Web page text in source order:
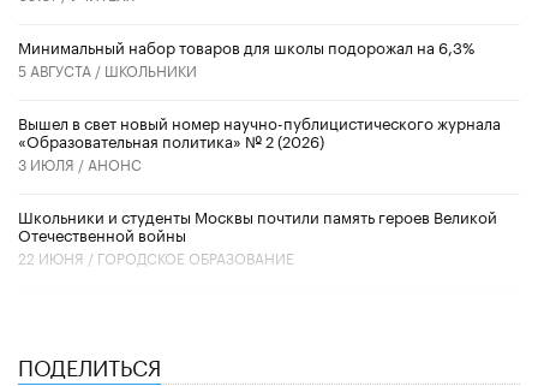
Минимальный набор товаров для школы подорожал на 6,3%
5 АВГУСТА / ШКОЛЬНИКИ
Вышел в свет новый номер научно-публицистического журнала
«Образовательная политика» № 2 (2026)
3 ИЮЛЯ / АНОНС
Школьники и студенты Москвы почтили память героев Великой
Отечественной войны
22 ИЮНЯ / ГОРОДСКОЕ ОБРАЗОВАНИЕ
ПОДЕЛИТЬСЯ